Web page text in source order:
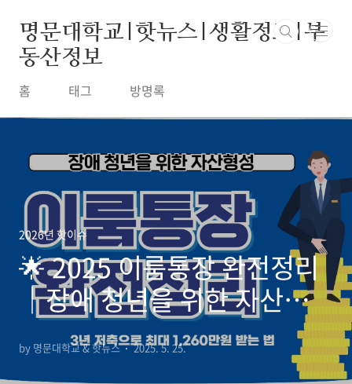
명문대학교|핫뉴스|생활정보|부
동산정보
홈 태그 방명록
2026년 핫이슈
🌟 2025 이룸통장 완전정리
｜장애 청년을 위한 자산형
성! 최대 1,260만원 받는 방
법
by 명문대학교 & 핫뉴스 2025. 5. 25.